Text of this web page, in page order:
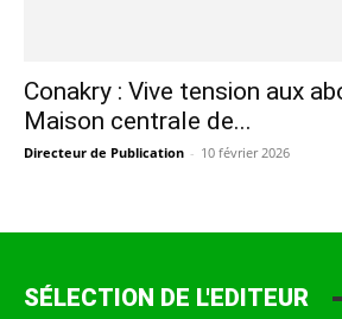
Conakry : Vive tension aux
Maison centrale de...
Directeur de Publication - 10 février 2026
SÉLECTION DE L'EDITEUR